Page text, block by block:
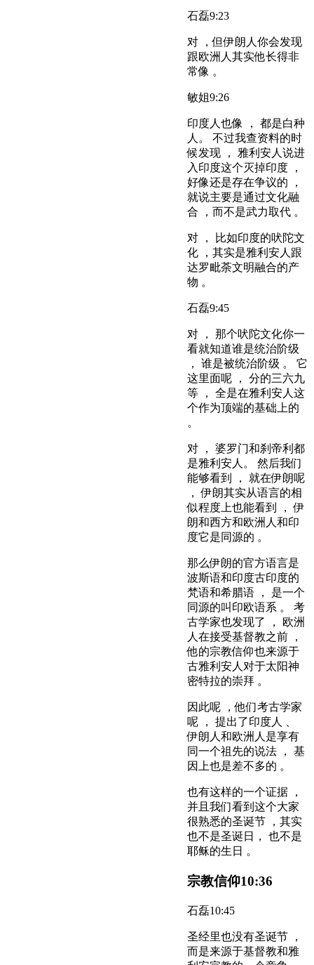
石磊9:23
对 ，但伊朗人你会发现
跟欧洲人其实他长得非
常像 。
敏姐9:26
印度人也像 ， 都是白种
人。 不过我查资料的时
候发现 ， 雅利安人说进
入印度这个灭掉印度 ，
好像还是存在争议的 ，
就说主要是通过文化融
合 ，而不是武力取代 。
对 ， 比如印度的吠陀文
化 ，其实是雅利安人跟
达罗毗荼文明融合的产
物 。
石磊9:45
对 ， 那个吠陀文化你一
看就知道谁是统治阶级
， 谁是被统治阶级 。 它
这里面呢 ， 分的三六九
等 ， 全是在雅利安人这
个作为顶端的基础上的
。
对 ， 婆罗门和刹帝利都
是雅利安人。 然后我们
能够看到 ， 就在伊朗呢
， 伊朗其实从语言的相
似程度上也能看到 ， 伊
朗和西方和欧洲人和印
度它是同源的 。
那么伊朗的官方语言是
波斯语和印度古印度的
梵语和希腊语 ， 是一个
同源的叫印欧语系 。 考
古学家也发现了 ， 欧洲
人在接受基督教之前 ，
他的宗教信仰也来源于
古雅利安人对于太阳神
密特拉的崇拜 。
因此呢 ，他们考古学家
呢 ， 提出了印度人 、
伊朗人和欧洲人是享有
同一个祖先的说法 ， 基
因上也是差不多的 。
也有这样的一个证据 ，
并且我们看到这个大家
很熟悉的圣诞节 ，其实
也不是圣诞日， 也不是
耶稣的生日 。
宗教信仰10:36
石磊10:45
圣经里也没有圣诞节 ，
而是来源于基督教和雅